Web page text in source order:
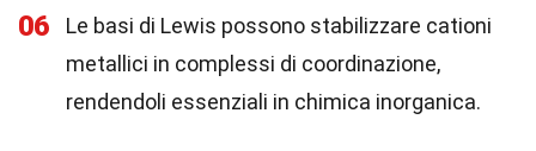
06
Le basi di Lewis possono stabilizzare cationi
metallici in complessi di coordinazione,
rendendoli essenziali in chimica inorganica.